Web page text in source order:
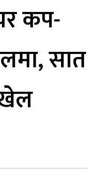
कप-
सात